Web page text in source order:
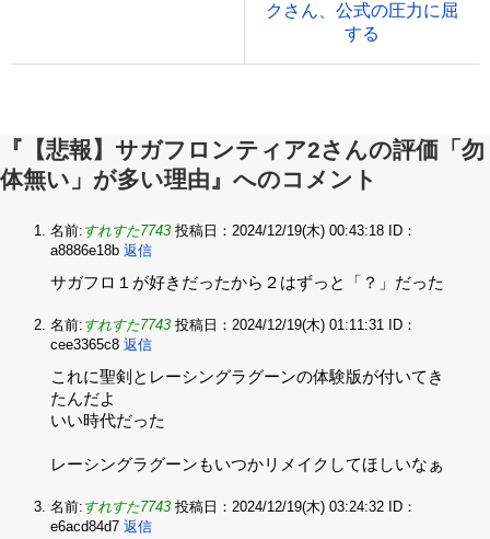
クさん、公式の圧力に屈
する
『【悲報】サガフロンティア2さんの評価「勿
体無い」が多い理由』へのコメント
名前: すれすた7743 投稿日：2024/12/19(木) 00:43:18
ID：
a8886e18b 返信
サガフロ１が好きだったから２はずっと「？」だった
名前: すれすた7743 投稿日：2024/12/19(木) 01:11:31
ID：
cee3365c8 返信
これに聖剣とレーシングラグーンの体験版が付いてき
たんだよ‌
いい時代だった‌
レーシングラグーンもいつかリメイクしてほしいなぁ
名前: すれすた7743 投稿日：2024/12/19(木) 03:24:32
ID：
e6acd84d7 返信